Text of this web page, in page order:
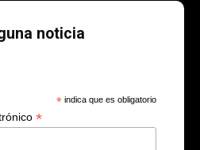
noticia
* indica que es obligatorio
*